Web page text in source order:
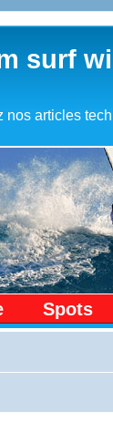
surf
articles
Spots